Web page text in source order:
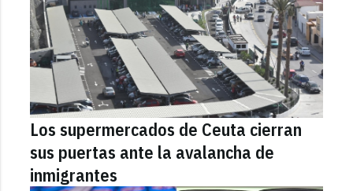
Los supermercados de Ceuta cierran
sus puertas ante la avalancha de
inmigrantes